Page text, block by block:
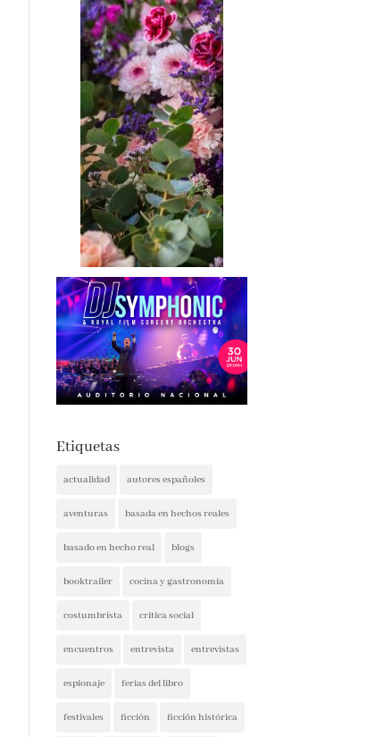
Etiquetas
actualidad autores españoles
aventuras basada en hechos reales
basado en hecho real blogs
booktrailer cocina y gastronomía
costumbrista crítica social
encuentros entrevista entrevistas
espionaje ferias del libro
festivales ficción ficción histórica